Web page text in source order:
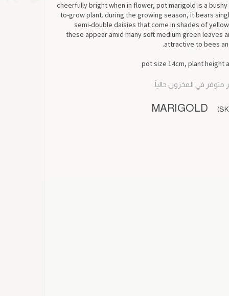
cheerfully bright when in flower, pot marigold is a bushy
to-grow plant. during the growing season, it bears
semi-double daisies that come in shades of
these appear amid many soft medium green leaves
attractive to bees
pot size 14cm, plant height
متوفر في المخزون حالياً.
MARIGOLD